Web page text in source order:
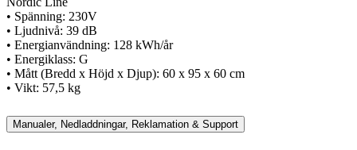
• Spänning: 230V
• Ljudnivå: 39 dB
• Energianvändning: 128 kWh/år
• Energiklass: G
• Mått (Bredd x Höjd x Djup): 60 x 95 x 60 cm
• Vikt: 57,5 kg
Manualer, Nedladdningar, Reklamation & Support